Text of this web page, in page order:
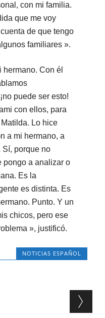
con mi familia.
que me voy
de que tengo
familiares ».
Con él
puede ser esto!
con ellos, para
Lo hice
a mi hermano, a
Sí, porque no
pongo a analizar o
Es la
es distinta. Es
Punto. Y un
chicos, pero ese
», justificó.
NOTICIAS ESPAÑOL